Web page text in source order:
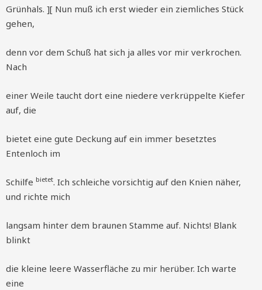
Grünhals. ][ Nun muß ich erst wieder ein ziemliches Stück
gehen,
denn vor dem Schuß hat sich ja alles vor mir verkrochen.
Nach
einer Weile taucht dort eine niedere verkrüppelte Kiefer
auf, die
bietet eine gute Deckung auf ein immer besetztes
Entenloch im
Schilfe bietet. Ich schleiche vorsichtig auf den Knien näher,
und richte mich
langsam hinter dem braunen Stamme auf. Nichts! Blank
blinkt
die kleine leere Wasserfläche zu mir herüber. Ich warte
eine